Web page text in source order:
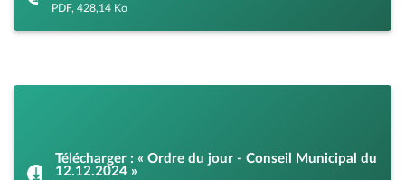
PDF, 428,14 Ko
Télécharger : « Ordre du jour - Conseil Municipal du
12.12.2024 »